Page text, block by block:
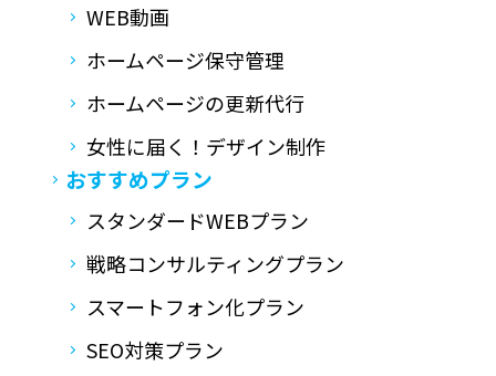
WEB動画
ホームページ保守管理
ホームページの更新代行
女性に届く！デザイン制作
おすすめプラン
スタンダードWEBプラン
戦略コンサルティングプラン
スマートフォン化プラン
SEO対策プラン